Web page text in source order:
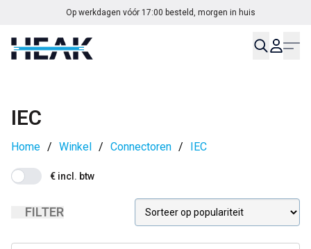
Op werkdagen vóór 17:00 besteld, morgen in huis
IEC
Home / Winkel / Connectoren / IEC
€ incl. btw
FILTER